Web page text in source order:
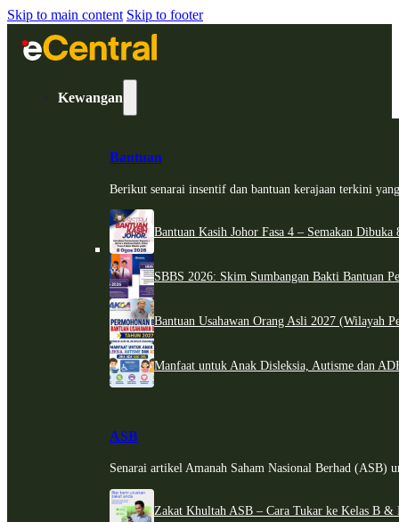
Skip to main content Skip to footer
Kewangan
Bantuan
Berikut senarai insentif dan bantuan kerajaan terkini
Bantuan Kasih Johor Fasa 4 – Semakan
SBBS 2026: Skim Sumbangan Bakti Bantuan
Bantuan Usahawan Orang Asli 2027 (Wilayah
Manfaat untuk Anak Disleksia, Autisme dan
ASB
Senarai artikel Amanah Saham Nasional Berhad (ASB)
Zakat Khultah ASB – Cara Tukar ke Kelas B &